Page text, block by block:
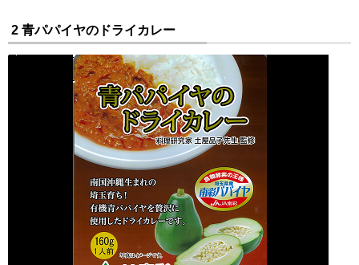
2 青パパイヤのドライカレー